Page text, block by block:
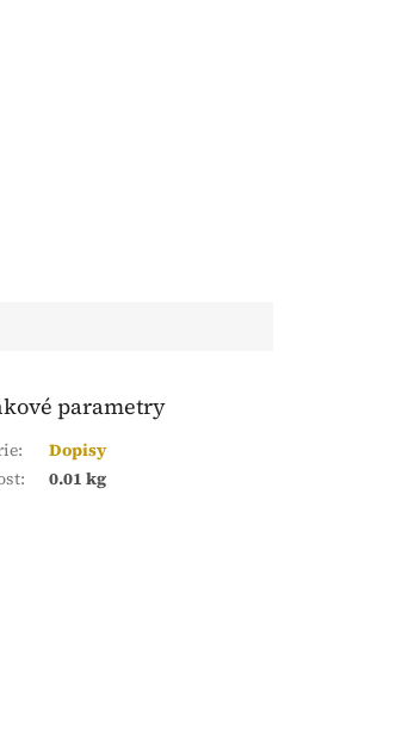
parametry
:
Dopisy
: 0.01 kg